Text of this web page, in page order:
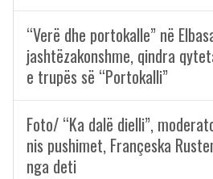
“Verë dhe portokalle” në
jashtëzakonshme, qindra
e trupës së “Portokalli”
Foto/ “Ka dalë dielli”,
nis pushimet, Françeska
nga deti